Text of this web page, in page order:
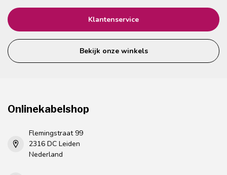
Klantenservice
Bekijk onze winkels
Onlinekabelshop
Flemingstraat 99
2316 DC Leiden
Nederland